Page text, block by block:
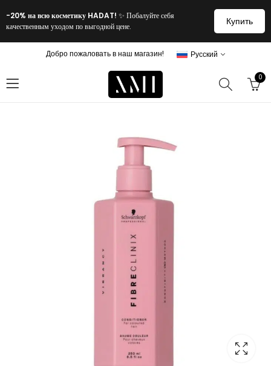
-20% на всю косметику HADAT! ✨ Побалуйте себя
качественным уходом по выгодной цене.
Купить
Добро пожаловать в наш магазин! Русский
0